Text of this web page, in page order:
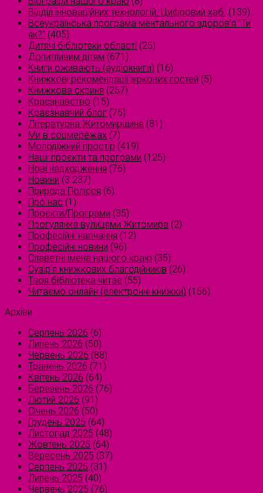
Відділ інноваційних технологій. Цифровий хаб. (139)
Всеукраїнська програма ментального здоров'я "Ти
як?" (405)
Дитячі бібліотеки області (25)
Допитливим дітям (671)
Книги оживають (аудіокниги) (16)
Книжкові рекомендації зіркових гостей (5)
Книжкова скриня (257)
Краєзнавство (15)
Краєзнавчий блог (75)
Літературна Житомирщина (81)
Ми в соцмережах (7)
Молодіжний простір (419)
Наші проєкти та програми (125)
Нові надходження (76)
Новини (3 237)
Природа Полісся (6)
Про нас (1)
Проєкти/Програми (35)
Прогулянка вулицями Житомира (2)
Професійні навчання (12)
Професійні новини (96)
Славетні імена нашого краю (35)
Сузірʼя книжкових благодійників (26)
Твоя бібліотека читає (55)
Читаємо онлайн (електронні книжки) (156)
Архіви
Серпень 2026 (6)
Липень 2026 (50)
Червень 2026 (88)
Травень 2026 (71)
Квітень 2026 (64)
Березень 2026 (76)
Лютий 2026 (91)
Січень 2026 (50)
Грудень 2025 (64)
Листопад 2025 (48)
Жовтень 2025 (64)
Вересень 2025 (37)
Серпень 2025 (31)
Липень 2025 (40)
Червень 2025 (76)